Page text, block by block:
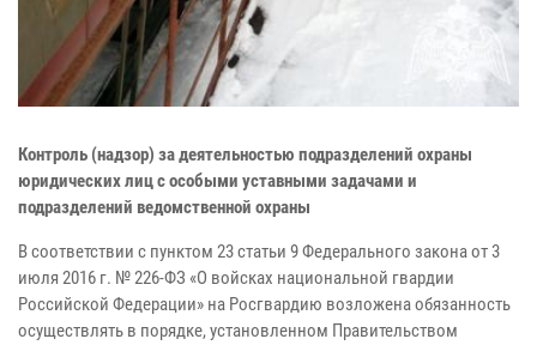
Контроль (надзор) за деятельностью подразделений охраны
юридических лиц с особыми уставными задачами и
подразделений ведомственной охраны
В соответствии с пунктом 23 статьи 9 Федерального закона от 3
июля 2016 г. № 226-ФЗ «О войсках национальной гвардии
Российской Федерации» на Росгвардию возложена обязанность
осуществлять в порядке, установленном Правительством